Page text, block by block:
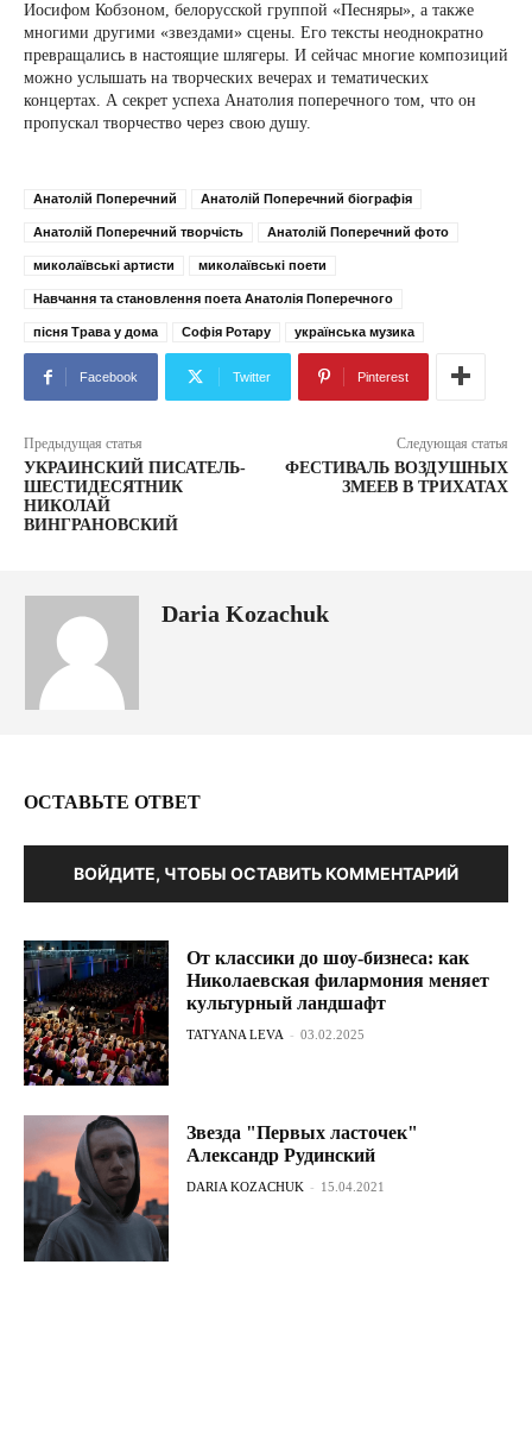
Иосифом Кобзоном, белорусской группой «Песняры», а также
многими другими «звездами» сцены. Его тексты неоднократно
превращались в настоящие шлягеры. И сейчас многие композиций
можно услышать на творческих вечерах и тематических
концертах. А секрет успеха Анатолия поперечного том, что он
пропускал творчество через свою душу.
Анатолій Поперечний Анатолій Поперечний біографія
Анатолій Поперечний творчість Анатолій Поперечний фото
миколаївські артисти миколаївські поети
Навчання та становлення поета Анатолія Поперечного
пісня Трава у дома Софія Ротару українська музика
Facebook Twitter Pinterest
Предыдущая статья
УКРАИНСКИЙ ПИСАТЕЛЬ-
ШЕСТИДЕСЯТНИК
НИКОЛАЙ
ВИНГРАНОВСКИЙ
Следующая статья
ФЕСТИВАЛЬ ВОЗДУШНЫХ
ЗМЕЕВ В ТРИХАТАХ
Daria Kozachuk
ОСТАВЬТЕ ОТВЕТ
ВОЙДИТЕ, ЧТОБЫ ОСТАВИТЬ КОММЕНТАРИЙ
От классики до шоу-бизнеса: как
Николаевская филармония меняет
культурный ландшафт
TATYANA LEVA - 03.02.2025
Звезда "Первых ласточек"
Александр Рудинский
DARIA KOZACHUK - 15.04.2021